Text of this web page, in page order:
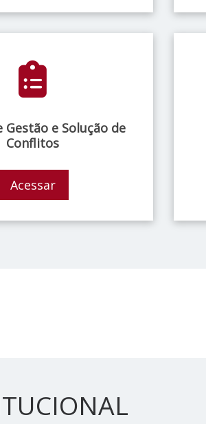
Gestão e Solução de
Conflitos
Acessar